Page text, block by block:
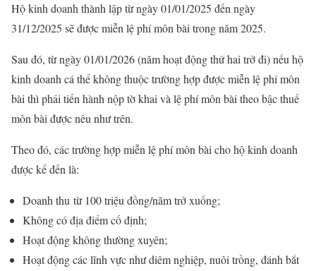
Hộ kinh doanh thành lập từ ngày 01/01/2025 đến ngày
31/12/2025 sẽ được miễn lệ phí môn bài trong năm 2025.
Sau đó, từ ngày 01/01/2026 (năm hoạt động thứ hai trở đi) nếu hộ
kinh doanh cá thể không thuộc trường hợp được miễn lệ phí môn
bài thì phải tiến hành nộp tờ khai và lệ phí môn bài theo bậc thuế
môn bài được nêu như trên.
Theo đó, các trường hợp miễn lệ phí môn bài cho hộ kinh doanh
được kể đến là:
Doanh thu từ 100 triệu đồng/năm trở xuống;
Không có địa điểm cố định;
Hoạt động không thường xuyên;
Hoạt động các lĩnh vực như diêm nghiệp, nuôi trồng, đánh bắt